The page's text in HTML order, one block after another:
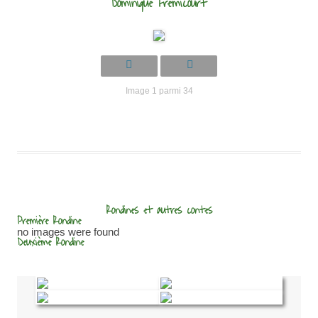
Image 1 parmi 34
Rondines et autres contes
Première Rondine
no images were found
Deuxième Rondine